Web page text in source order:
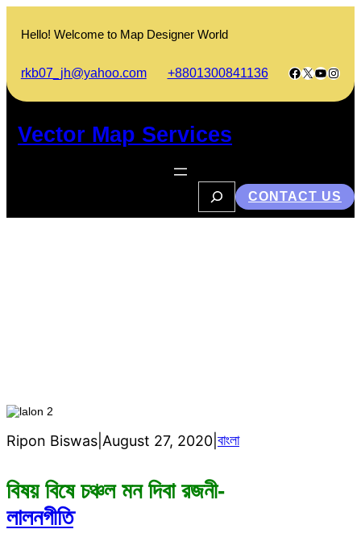
content
Hello! Welcome to Map Designer World
rkb07_jh@yahoo.com +8801300841136 Facebook
X
Vector Map Services
a
CONTACT US
Ripon Biswas August 27, 2020 বাংলা
বিষয় বিষে চঞ্চল মন দিবা রজনী-
লালনগীতি